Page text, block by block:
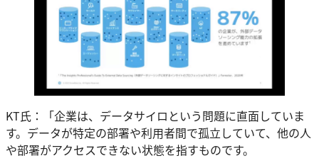
KT氏：「企業は、データサイロという問題に直面していま
す。データが特定の部署や利用者間で孤立していて、他の人
や部署がアクセスできない状態を指すものです。